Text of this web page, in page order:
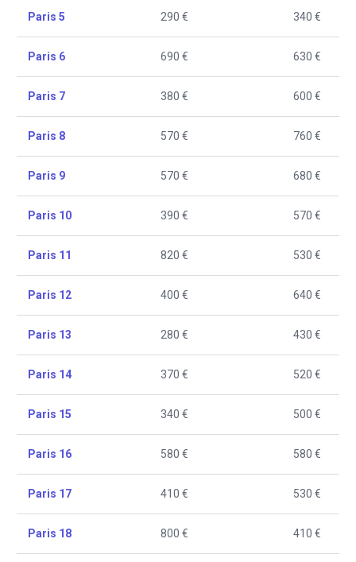
Paris 5 290 € 340 €
Paris 6 690 € 630 €
Paris 7 380 € 600 €
Paris 8 570 € 760 €
Paris 9 570 € 680 €
Paris 10 390 € 570 €
Paris 11 820 € 530 €
Paris 12 400 € 640 €
Paris 13 280 € 430 €
Paris 14 370 € 520 €
Paris 15 340 € 500 €
Paris 16 580 € 580 €
Paris 17 410 € 530 €
Paris 18 800 € 410 €